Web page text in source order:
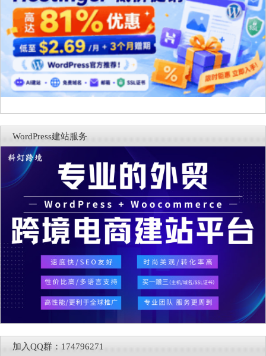
WordPress建站服务
加入QQ群：174796271